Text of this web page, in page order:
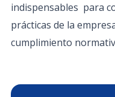
indispensables para
prácticas de la
cumplimiento